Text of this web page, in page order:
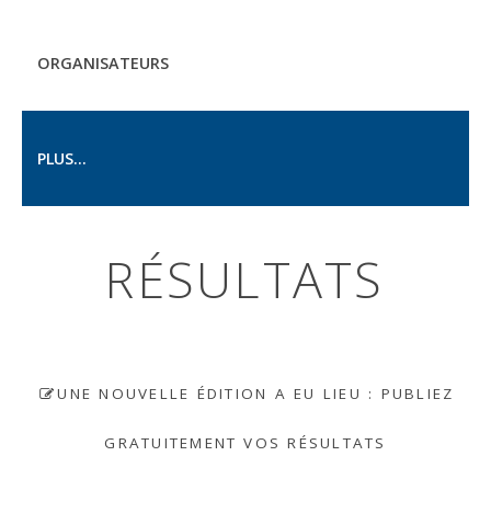
ORGANISATEURS
PLUS...
RÉSULTATS
UNE NOUVELLE ÉDITION A EU LIEU : PUBLIEZ
GRATUITEMENT VOS RÉSULTATS